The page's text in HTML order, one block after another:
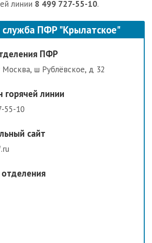
линии 8 499 727-55-10.
служба ПФР "Крылатское"
ПФР
Москва, ш Рублёвское, д 32
горячей линии
55-10
сайт